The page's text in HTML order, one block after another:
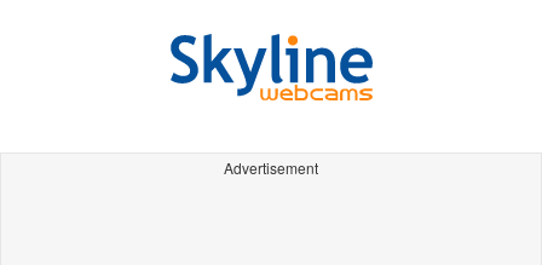
Advertisement